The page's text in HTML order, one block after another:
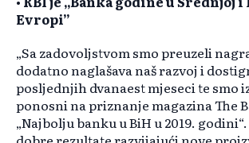
Evropi”
„Sa zadovoljstvom smo preuzeli
dodatno naglašava naš razvoj i
posljednjih dvanaest mjeseci te smo
ponosni na priznanje magazina The
„Najbolju banku u BiH u 2019.